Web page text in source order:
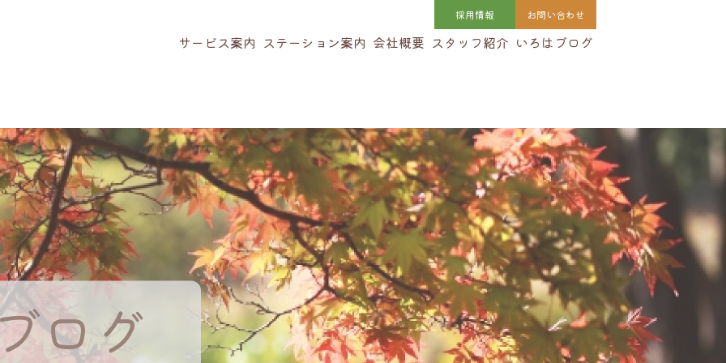
採用情報 お問い合わせ
サービス案内 ステーション案内 会社概要 スタッフ紹介 いろはブログ
ログ